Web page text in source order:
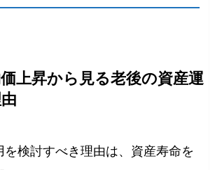
上昇から見る老後の資産運
を検討すべき理由は、資産寿命を